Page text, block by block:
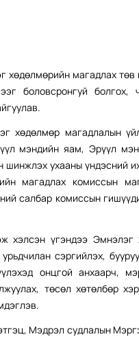
магадлах
боловсронгуй болгох,
хөдөлмөр магадлалын
мэндийн яам, Эрүүл
ухааны үндэсний
магадлах комиссын
салбар комиссын
хэлсэн үгэндээ Эмнэлэг
сэргийлэх,
онцгой анхаарч,
төсөл хөтөлбөр
Мэдрэл судлалын